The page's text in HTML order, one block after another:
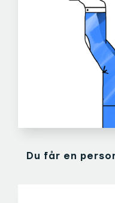
Du får en